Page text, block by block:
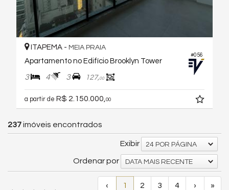
#056
ITAPEMA - MEIA PRAIA
Apartamento no Edifício Brooklyn Tower
3 4 3 127,00
a partir de R$ 2.150.000, 00
237imóveis encontrados
Exibir 24 POR PÁGINA
Ordenar por DATA MAIS RECENTE
‹ 1 2 3 4 › »